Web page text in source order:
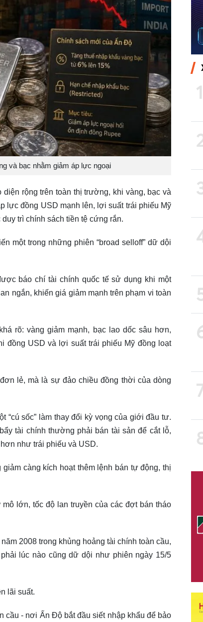
và bạc nhằm giảm áp lực ngoại
rộng trên toàn thị trường, khi vàng, bạc và
lực đồng USD mạnh lên, lợi suất trái phiếu Mỹ
trì chính sách tiền tệ cứng rắn.
một trong những phiên “broad selloff” dữ dội
báo chí tài chính quốc tế sử dụng khi một
ngắn, khiến giá giảm mạnh trên phạm vi toàn
rõ: vàng giảm mạnh, bạc lao dốc sâu hơn,
đồng USD và lợi suất trái phiếu Mỹ đồng loạt
lẻ, mà là sự đảo chiều đồng thời của dòng
“cú sốc” làm thay đổi kỳ vọng của giới đầu tư.
tài chính thường phải bán tài sản để cắt lỗ,
như trái phiếu và USD.
càng kích hoạt thêm lệnh bán tự động, thị
lớn, tốc độ lan truyền của các đợt bán tháo
2008 trong khủng hoảng tài chính toàn cầu,
lúc nào cũng dữ dội như phiên ngày 15/5
lãi suất.
cầu - nơi Ấn Độ bắt đầu siết nhập khẩu để bảo
1